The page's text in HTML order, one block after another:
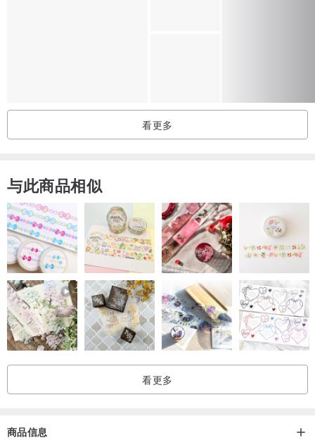
(小布圈有特别设计处理,内加松紧带,让你的围脖可以正带.侧带.反面带
都好看,不用担心会掉下来)
尺寸 : 长78cm 宽12cm左右
数量: 仅２条,售完不补
【注意事项】
1.商品因屏幕.光线等可能会造成些许色差，不确定实体颜色者请先来
信询问!
2.布料在制作前，已经先下水做预缩并洗掉布表面灰尘的动作，请安
心使用！
其他围脖请看这里:www.pinkoi.com/store/skderhouse?tag...
看更多
与此商品相似
看更多
商品信息